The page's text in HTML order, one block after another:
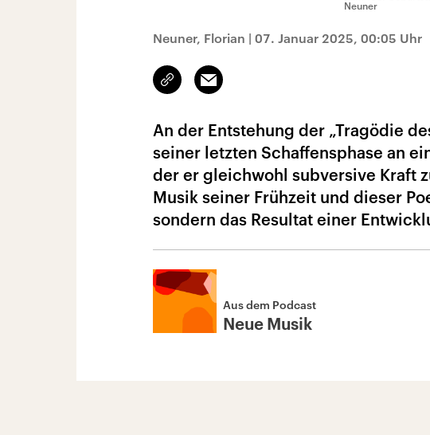
Neuner
Neuner, Florian | 07. Januar 2025, 00:05 Uhr
Link
kopieren/teilen
Email
An der Entstehung der „Tragödie
seiner letzten Schaffensphase an
der er gleichwohl subversive Kraft
Musik seiner Frühzeit und dieser
sondern das Resultat einer
Aus dem Podcast
Neue Musik